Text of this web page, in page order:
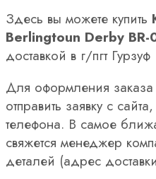
Здесь вы можете купить
Berlingtoun Derby BR-
доставкой в г/пгт Гурзуф
Для оформления заказа
отправить заявку с
телефона. В самое
свяжется менеджер
деталей (адрес